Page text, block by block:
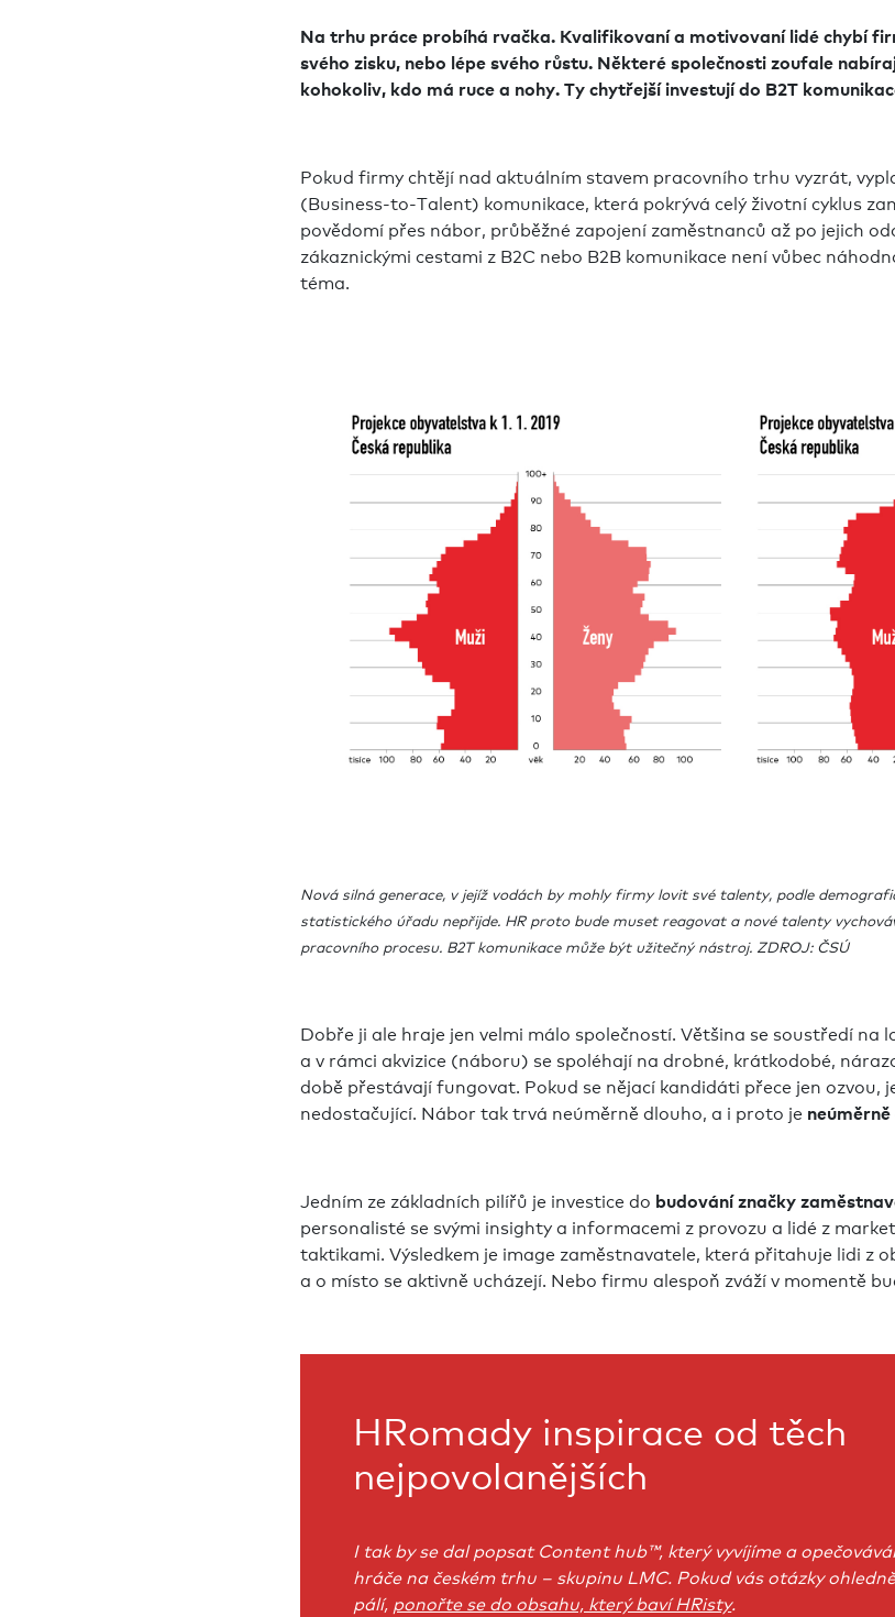
Na trhu práce probíhá rvačka. Kvalifikovaní a motivovaní lidé chybí
svého zisku, nebo lépe svého růstu. Některé společnosti zoufale
kohokoliv, kdo má ruce a nohy. Ty chytřejší investují do B2T
Pokud firmy chtějí nad aktuálním stavem pracovního trhu vyzrát,
(Business-to-Talent) komunikace, která pokrývá celý životní cyklus
povědomí přes nábor, průběžné zapojení zaměstnanců až po jejich
zákaznickými cestami z B2C nebo B2B komunikace není vůbec
téma.
Nová silná generace, v jejíž vodách by mohly firmy lovit své talenty, podle
statistického úřadu nepřijde. HR proto bude muset reagovat a nové talenty
pracovního procesu. B2T komunikace může být užitečný nástroj. ZDROJ: ČSÚ
Dobře ji ale hraje jen velmi málo společností. Většina se soustředí na
a v rámci akvizice (náboru) se spoléhají na drobné, krátkodobé,
době přestávají fungovat. Pokud se nějací kandidáti přece jen ozvou,
nedostačující. Nábor tak trvá neúměrně dlouho, a i proto je
Jedním ze základních pilířů je investice do budování značky
personalisté se svými insighty a informacemi z provozu a lidé z
taktikami. Výsledkem je image zaměstnavatele, která přitahuje lidi z
a o místo se aktivně ucházejí. Nebo firmu alespoň zváží v momentě
HRomady inspirace od těch
nejpovolanějších
I tak by se dal popsat Content hub™, který vyvíjíme a
hráče na českém trhu – skupinu LMC. Pokud vás otázky
pálí, ponořte se do obsahu, který baví HRisty.